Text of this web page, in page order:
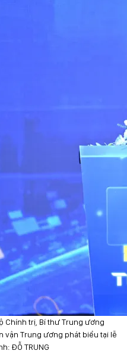
Chính trị, Bí thư Trung ương
vận Trung ương phát biểu tại lễ
ĐỖ TRUNG